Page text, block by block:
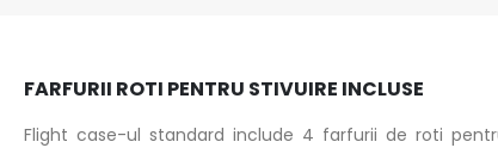
FARFURII ROTI PENTRU STIVUIRE INCLUSE
Flight case-ul standard include 4 farfurii de roti